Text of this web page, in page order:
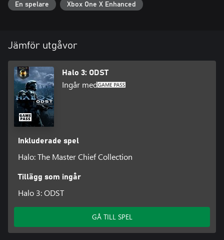
En spelare Xbox One X Enhanced
Jämför utgåvor
Halo 3: ODST
Ingår med
Inkluderade spel
Halo: The Master Chief Collection
Tillägg som ingår
Halo 3: ODST
GÅ TILL SPEL